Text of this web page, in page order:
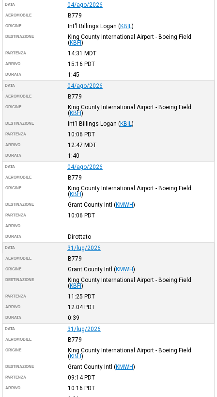
DATA 04/ago/2026
AEROMOBILE B779
ORIGINE Int'l Billings Logan (KBIL )
DESTINAZIONE
King County International Airport - Boeing Field
(KBFI)
PARTENZA 14:31 MDT
ARRIVO 15:16 PDT
DURATA 1:45
DATA 04/ago/2026
AEROMOBILE B779
ORIGINE
King County International Airport - Boeing Field
(KBFI)
DESTINAZIONE Int'l Billings Logan (KBIL )
PARTENZA 10:06 PDT
ARRIVO 12:47 MDT
DURATA 1:40
DATA 04/ago/2026
AEROMOBILE B779
ORIGINE
King County International Airport - Boeing Field
(KBFI)
DESTINAZIONE Grant County Intl (KMWH)
PARTENZA 10:06 PDT
ARRIVO
DURATA Dirottato
DATA 31/lug/2026
AEROMOBILE B779
ORIGINE Grant County Intl (KMWH)
DESTINAZIONE
King County International Airport - Boeing Field
(KBFI)
PARTENZA 11:25 PDT
ARRIVO 12:04PDT
DURATA 0:39
DATA 31/lug/2026
AEROMOBILE B779
ORIGINE
King County International Airport - Boeing Field
(KBFI)
DESTINAZIONE Grant County Intl (KMWH)
PARTENZA 09:14PDT
ARRIVO 10:16 PDT